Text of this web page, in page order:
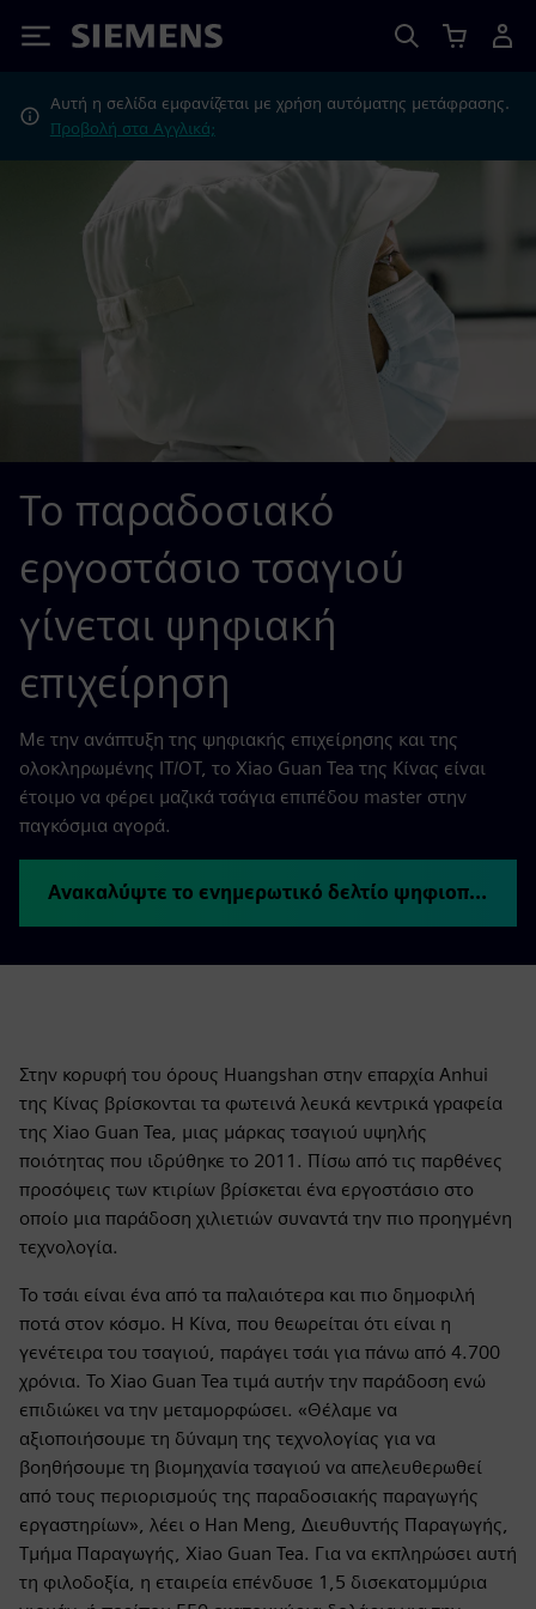
Siemens
Αυτή η σελίδα εμφανίζεται με χρήση αυτόματης μετάφρασης.
Προβολή στα Αγγλικά;
Το παραδοσιακό
εργοστάσιο τσαγιού
γίνεται ψηφιακή
επιχείρηση
Με την ανάπτυξη της ψηφιακής επιχείρησης και της
ολοκληρωμένης IT/OT, το Xiao Guan Tea της Κίνας είναι
έτοιμο να φέρει μαζικά τσάγια επιπέδου master στην
παγκόσμια αγορά.
Ανακαλύψτε το ενημερωτικό δελτίο ψηφιοποίησης
Στην κορυφή του όρους Huangshan στην επαρχία Anhui
της Κίνας βρίσκονται τα φωτεινά λευκά κεντρικά γραφεία
της Xiao Guan Tea, μιας μάρκας τσαγιού υψηλής
ποιότητας που ιδρύθηκε το 2011. Πίσω από τις παρθένες
προσόψεις των κτιρίων βρίσκεται ένα εργοστάσιο στο
οποίο μια παράδοση χιλιετιών συναντά την πιο προηγμένη
τεχνολογία.
Το τσάι είναι ένα από τα παλαιότερα και πιο δημοφιλή
ποτά στον κόσμο. Η Κίνα, που θεωρείται ότι είναι η
γενέτειρα του τσαγιού, παράγει τσάι για πάνω από 4.700
χρόνια. Το Xiao Guan Tea τιμά αυτήν την παράδοση ενώ
επιδιώκει να την μεταμορφώσει. «Θέλαμε να
αξιοποιήσουμε τη δύναμη της τεχνολογίας για να
βοηθήσουμε τη βιομηχανία τσαγιού να απελευθερωθεί
από τους περιορισμούς της παραδοσιακής παραγωγής
εργαστηρίων», λέει ο Han Meng, Διευθυντής Παραγωγής,
Τμήμα Παραγωγής, Xiao Guan Tea. Για να εκπληρώσει αυτή
τη φιλοδοξία, η εταιρεία επένδυσε 1,5 δισεκατομμύρια